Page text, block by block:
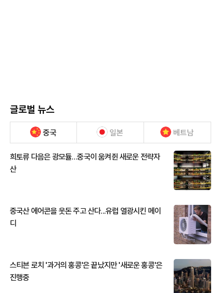
글로벌 뉴스
중국 일본 베트남
희토류 다음은 광모듈…중국이 움켜쥔 새로운 전략자
산
중국산 에어콘을 웃돈 주고 산다...유럽 열광시킨 메이
디
스티븐 로치 '과거의 홍콩'은 끝났지만 '새로운 홍콩'은
진행중